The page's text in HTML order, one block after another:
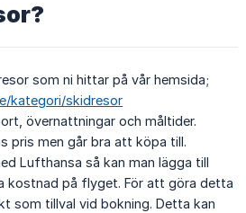
som ni hittar på vår hemsida;
kategori/skidresor
övernattningar och måltider.
pris men går bra att köpa till.
Lufthansa så kan man lägga till
kostnad på flyget. För att göra detta
som tillval vid bokning. Detta kan